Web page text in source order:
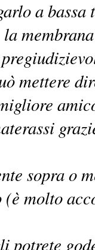
a
mettere
sopra o
molto
potrete